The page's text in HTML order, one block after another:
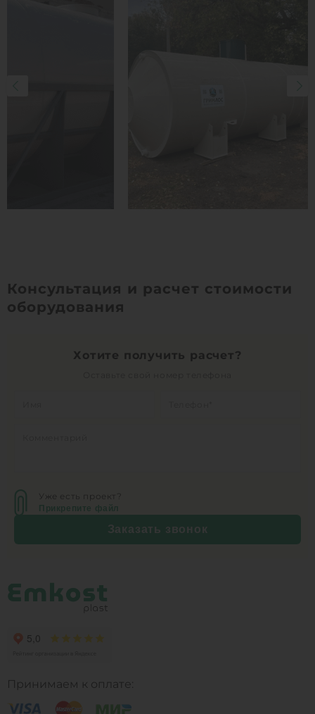
Консультация и расчет стоимости
оборудования
Хотите получить расчет?
Уже есть проект?
Прикрепите файл
Заказать звонок
Принимаем к оплате: